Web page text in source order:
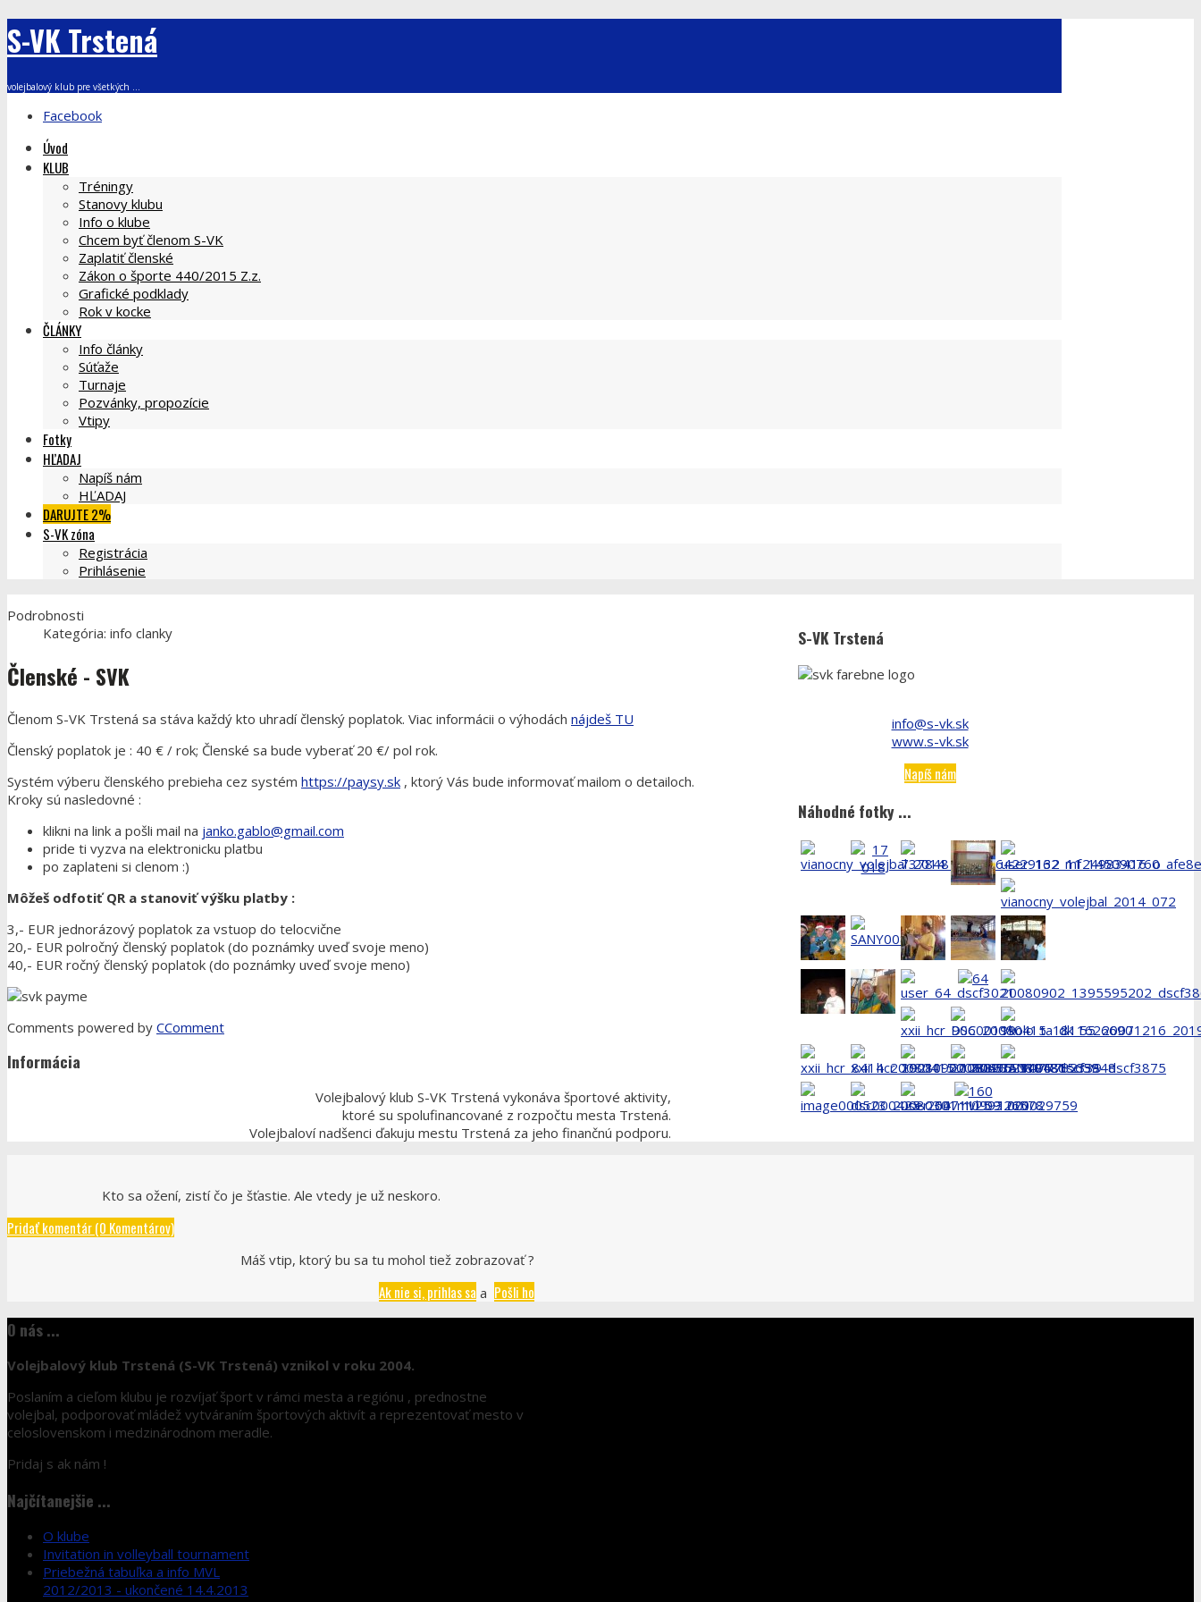
S-VK Trstená
volejbalový klub pre všetkých ...
Facebook
Úvod
KLUB
Tréningy
Stanovy klubu
Info o klube
Chcem byť členom S-VK
Zaplatiť členské
Zákon o športe 440/2015 Z.z.
Grafické podklady
Rok v kocke
ČLÁNKY
Info články
Súťaže
Turnaje
Pozvánky, propozície
Vtipy
Fotky
HĽADAJ
Napíš nám
HĽADAJ
DARUJTE 2%
S-VK zóna
Registrácia
Prihlásenie
S-VK Trstená
info@s-vk.sk
www.s-vk.sk
Napíš nám
Náhodné fotky ...
Podrobnosti
Kategória: info clanky
Členské - SVK
Členom S-VK Trstená sa stáva každý kto uhradí členský poplatok. Viac informácii o výhodách nájdeš TU
Členský poplatok je : 40 € / rok; Členské sa bude vyberať 20 €/ pol rok.
Systém výberu členského prebieha cez systém https://paysy.sk , ktorý Vás bude informovať mailom o detailoch.
Kroky sú nasledovné :
klikni na link a pošli mail na janko.gablo@gmail.com
pride ti vyzva na elektronicku platbu
po zaplateni si clenom :)
Môžeš odfotiť QR a stanoviť výšku platby :
3,- EUR jednorázový poplatok za vstuop do telocvične
20,- EUR polročný členský poplatok (do poznámky uveď svoje meno)
40,- EUR ročný členský poplatok (do poznámky uveď svoje meno)
Comments powered by CComment
Informácia
Volejbalový klub S-VK Trstená vykonáva športové aktivity,
ktoré su spolufinancované z rozpočtu mesta Trstená.
Volejbaloví nadšenci ďakuju mestu Trstená za jeho finančnú podporu.
Kto sa ožení, zistí čo je šťastie. Ale vtedy je už neskoro.
Pridať komentár (0 Komentárov)
Máš vtip, ktorý bu sa tu mohol tiež zobrazovať ?
Ak nie si, prihlas sa a Pošli ho
O nás ...
Volejbalový klub Trstená (S-VK Trstená) vznikol v roku 2004.
Poslaním a cieľom klubu je rozvíjať šport v rámci mesta a regiónu , prednostne
volejbal, podporovať mládež vytváraním športových aktivít a reprezentovať mesto v
celoslovenskom i medzinárodnom meradle.
Pridaj s ak nám !
Najčítanejšie ...
O klube
Invitation in volleyball tournament
Priebežná tabuľka a info MVL
2012/2013 - ukončené 14.4.2013